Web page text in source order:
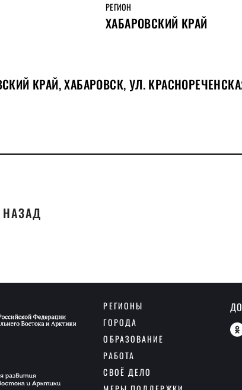
РЕГИОН
ХАБАРОВСКИЙ КРАЙ
КРАЙ, ХАБАРОВСК, УЛ.
НАЗАД
РЕГИОНЫ
ГОРОДА
ОБРАЗОВАНИЕ
РАБОТА
СВОЁ ДЕЛО